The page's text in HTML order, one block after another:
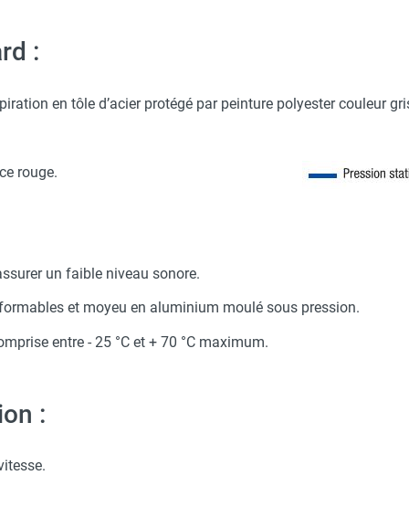
:
en tôle d’acier protégé par peinture polyester couleur
rouge.
un faible niveau sonore.
et moyeu en aluminium moulé sous pression.
entre - 25 °C et + 70 °C maximum.
: